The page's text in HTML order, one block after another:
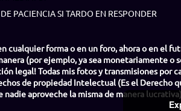
PACIENCIA SI TARDO EN RESPONDER
cualquier forma o en un foro, ahora o en el
(por ejemplo, ya sea monetariamente o
legal! Todas mis fotos y transmisiones por
de propiedad Intelectual (Es el Derecho
aproveche la misma de manera lucrativa)